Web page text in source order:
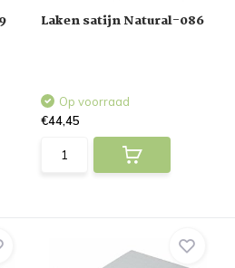
Laken satijn Natural-086
Op voorraad
€44,45